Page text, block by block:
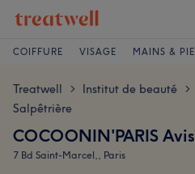
COIFFURE VISAGE MAINS &
Treatwell > Institut de beauté >
Salpêtrière
COCOONIN'PARIS Avis
7 Bd Saint-Marcel,, Paris